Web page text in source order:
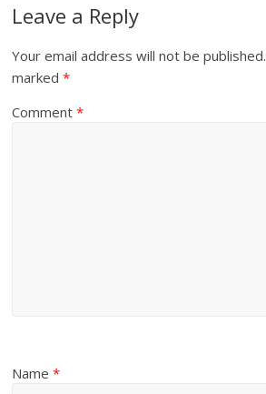
Leave a Reply
Your email address will not be published.
marked*
Comment*
Name*